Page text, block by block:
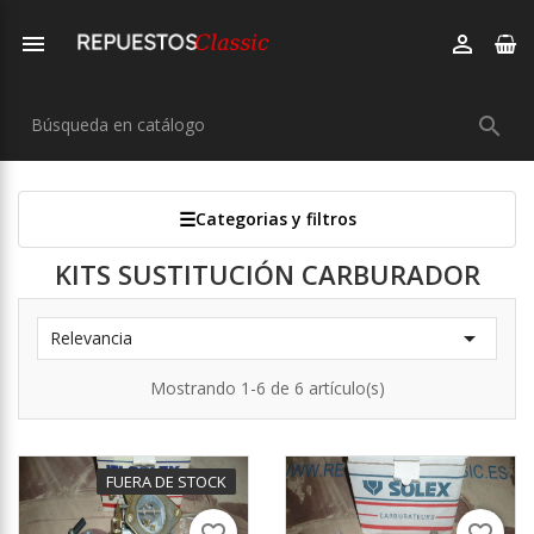
 

Categorias y filtros
KITS SUSTITUCIÓN CARBURADOR
Relevancia 
Mostrando 1-6 de 6 artículo(s)
FUERA DE STOCK